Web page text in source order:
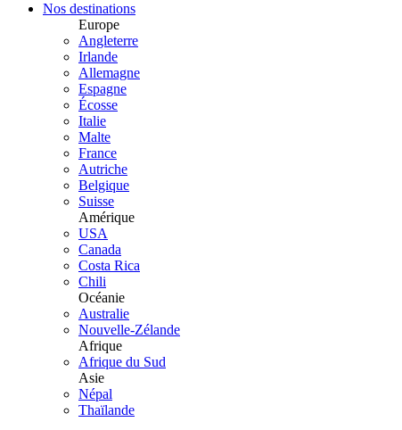
Nos destinations
Europe
Angleterre
Irlande
Allemagne
Espagne
Écosse
Italie
Malte
France
Autriche
Belgique
Suisse
Amérique
USA
Canada
Costa Rica
Chili
Océanie
Australie
Nouvelle-Zélande
Afrique
Afrique du Sud
Asie
Népal
Thaïlande